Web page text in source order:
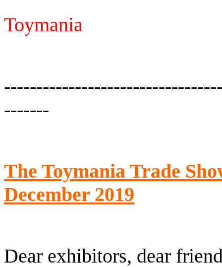
Toymania
-------
The Toymania Trade
December 2019
Dear exhibitors, dear